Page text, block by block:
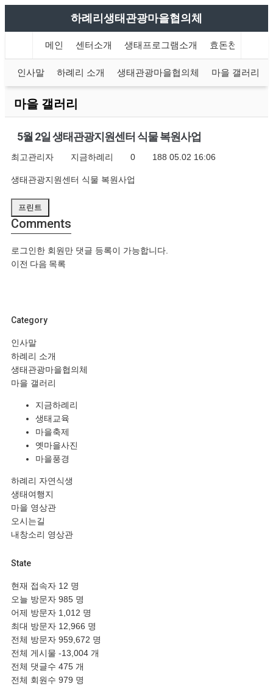
하례리생태관광마을협의체
메인 센터소개 생태프로그램소개 효돈천 트레킹
인사말 하례리 소개 생태관광마을협의체 마을 갤러리
마을 갤러리
5월 2일 생태관광지원센터 식물 복원사업
최고관리자 지금하례리 0 188 05.02 16:06
생태관광지원센터 식물 복원사업
프린트
Comments
로그인한 회원만 댓글 등록이 가능합니다.
이전 다음 목록
Category
인사말
하례리 소개
생태관광마을협의체
마을 갤러리
지금하례리
생태교육
마을축제
옛마을사진
마을풍경
하례리 자연식생
생태여행지
마을 영상관
오시는길
내창소리 영상관
State
현재 접속자 12 명
오늘 방문자 985 명
어제 방문자 1,012 명
최대 방문자 12,966 명
전체 방문자 959,672 명
전체 게시물 -13,004 개
전체 댓글수 475 개
전체 회원수 979 명